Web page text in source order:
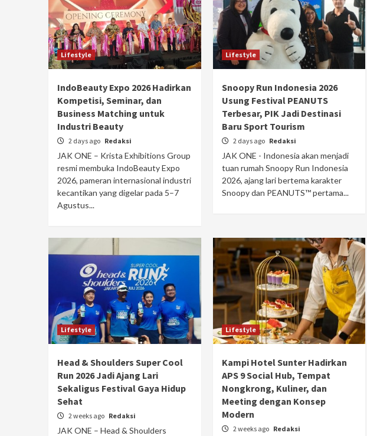
Lifestyle
IndoBeauty Expo 2026 Hadirkan
Kompetisi, Seminar, dan
Business Matching untuk
Industri Beauty
2 days ago Redaksi
JAK ONE – Krista Exhibitions Group
resmi membuka IndoBeauty Expo
2026, pameran internasional industri
kecantikan yang digelar pada 5–7
Agustus...
Lifestyle
Snoopy Run Indonesia 2026
Usung Festival PEANUTS
Terbesar, PIK Jadi Destinasi
Baru Sport Tourism
2 days ago Redaksi
JAK ONE - Indonesia akan menjadi
tuan rumah Snoopy Run Indonesia
2026, ajang lari bertema karakter
Snoopy dan PEANUTS™ pertama...
Lifestyle
Head & Shoulders Super Cool
Run 2026 Jadi Ajang Lari
Sekaligus Festival Gaya Hidup
Sehat
2 weeks ago Redaksi
JAK ONE – Head & Shoulders
Lifestyle
Kampi Hotel Sunter Hadirkan
APS 9 Social Hub, Tempat
Nongkrong, Kuliner, dan
Meeting dengan Konsep
Modern
2 weeks ago Redaksi